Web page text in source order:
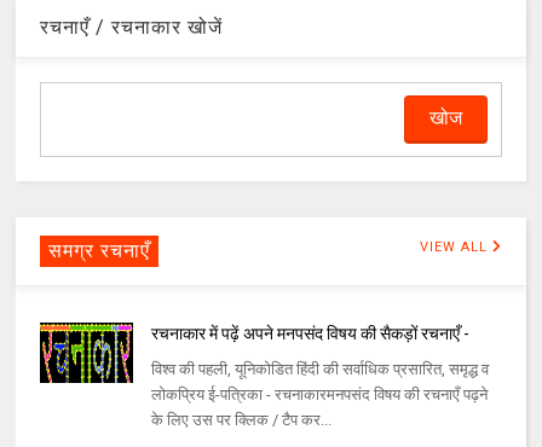
रचनाएँ / रचनाकार खोजें
समग्र रचनाएँ VIEW ALL
रचनाकार में पढ़ें अपने मनपसंद विषय की सैकड़ों रचनाएँ -
विश्व की पहली, यूनिकोडित हिंदी की सर्वाधिक प्रसारित, समृद्ध व
लोकप्रिय ई-पत्रिका - रचनाकारमनपसंद विषय की रचनाएँ पढ़ने
के लिए उस पर क्लिक / टैप कर...